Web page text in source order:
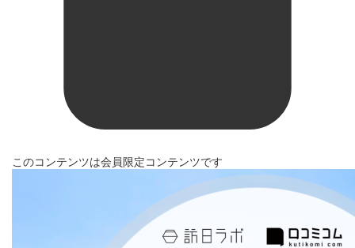
このコンテンツは会員限定コンテンツです